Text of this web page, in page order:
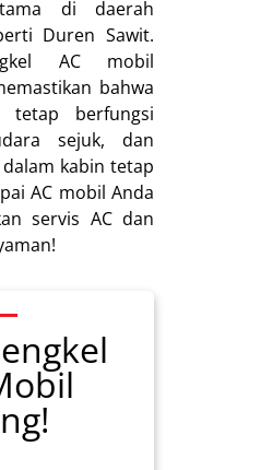
di daerah
Duren Sawit.
AC mobil
bahwa
berfungsi
sejuk, dan
kabin tetap
AC mobil Anda
servis AC dan